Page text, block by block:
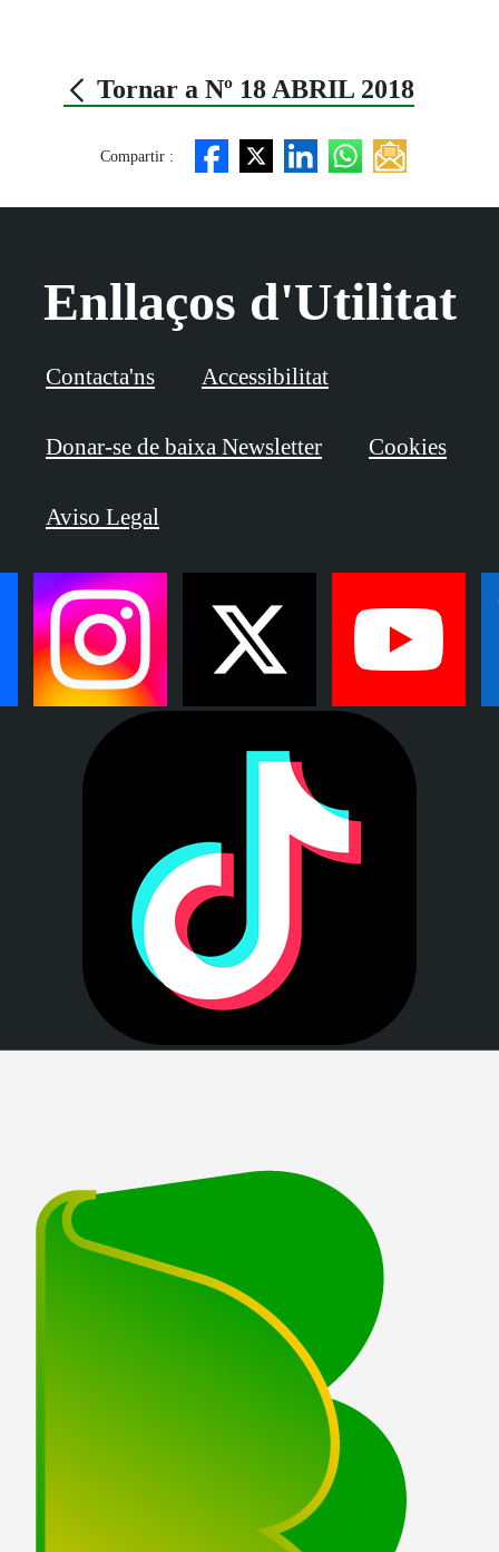
Tornar a Nº 18 ABRIL 2018
Compartir :
Enllaços d'Utilitat
Contacta'ns Accessibilitat
Donar-se de baixa Newsletter Cookies
Aviso Legal